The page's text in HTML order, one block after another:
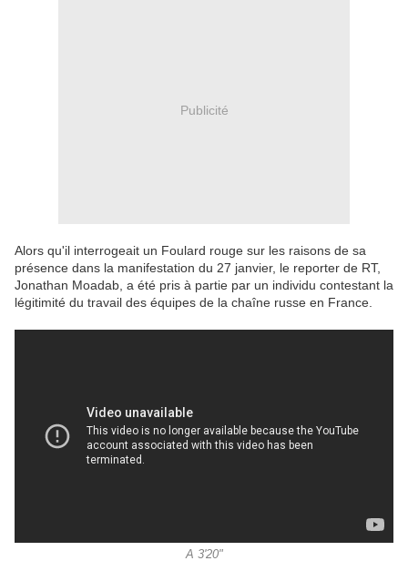
Publicité
Alors qu'il interrogeait un Foulard rouge sur les raisons de sa
présence dans la manifestation du 27 janvier, le reporter de RT,
Jonathan Moadab, a été pris à partie par un individu contestant la
légitimité du travail des équipes de la chaîne russe en France.
A 3'20"